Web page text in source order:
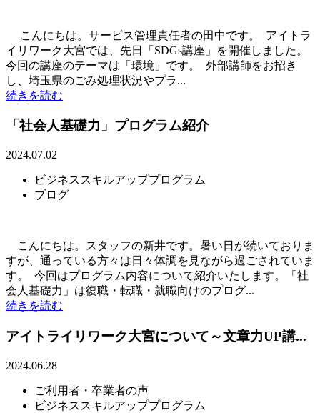
こんにちは。サービス管理責任者の田中です。 アイトラ
イリワーク大宮では、先日「SDGs講座」を開催しました。
今回の講座のテーマは「環境」です。 外部講師をお招き
し、埼玉県のごみ処理状況やプラ...
続きを読む
「社会人基礎力」プログラム紹介
2024.07.02
ビジネススキルアッププログラム
ブログ
こんにちは。スタッフの新井です。暑い日が続いておりま
すが、通っている方々は日々体調を見ながら過ごされていま
す。 今回はプログラム内容について紹介いたします。「社
会人基礎力」は復職・転職・就職向けのプログ...
続きを読む
アイトライリワーク大宮について～文章力UP講...
2024.06.28
ご利用者・卒業者の声
ビジネススキルアッププログラム